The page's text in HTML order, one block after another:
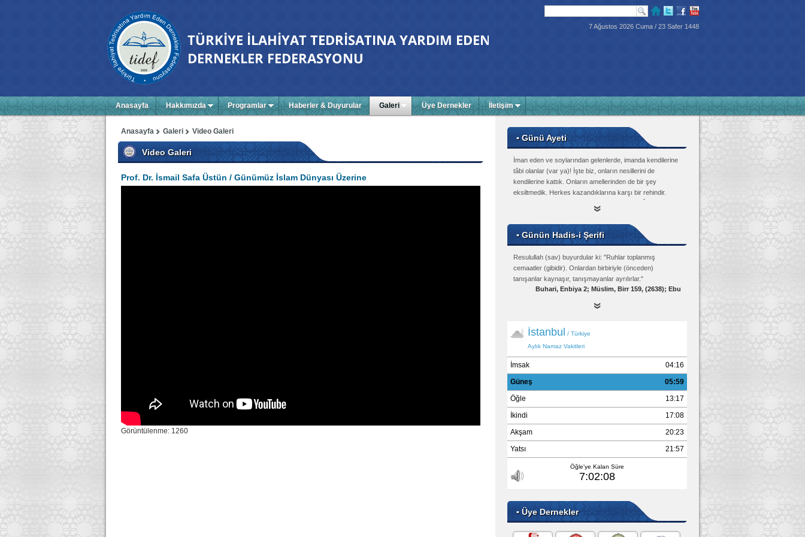
7 Ağustos 2026 Cuma / 23 Safer 1448
Anasayfa Hakkımızda Programlar Haberler & Duyurular Galeri Üye Dernekler İletişim
Video Galeri
Galeri
Anasayfa
Video Galeri
Prof. Dr. İsmail Safa Üstün / Günümüz İslam Dünyası Üzerine
Görüntülenme: 1260
▪ Günü Ayeti
İman eden ve soylarından gelenlerde, imanda kendilerine
tâbi olanlar (var ya)! İşte biz, onların nesillerini de
kendilerine kattık. Onların amellerinden de bir şey
eksiltmedik. Herkes kazandıklarına karşı bir rehindir.
▪ Günün Hadis-i Şerifi
Resulullah (sav) buyurdular ki: "Ruhlar toplanmış
cemaatler (gibidir). Onlardan birbiriyle (önceden)
tanışanlar kaynaşır, tanışmayanlar ayrılırlar."
Buhari, Enbiya 2; Müslim, Birr 159, (2638); Ebu
▪ Üye Dernekler